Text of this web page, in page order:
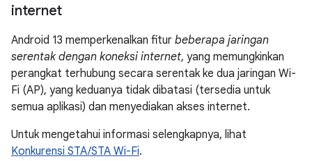
internet
Android 13 memperkenalkan fitur beberapa jaringan
serentak dengan koneksi internet, yang memungkinkan
perangkat terhubung secara serentak ke dua jaringan Wi-
Fi (AP), yang keduanya tidak dibatasi (tersedia untuk
semua aplikasi) dan menyediakan akses internet.
Untuk mengetahui informasi selengkapnya, lihat
Konkurensi STA/STA Wi-Fi.